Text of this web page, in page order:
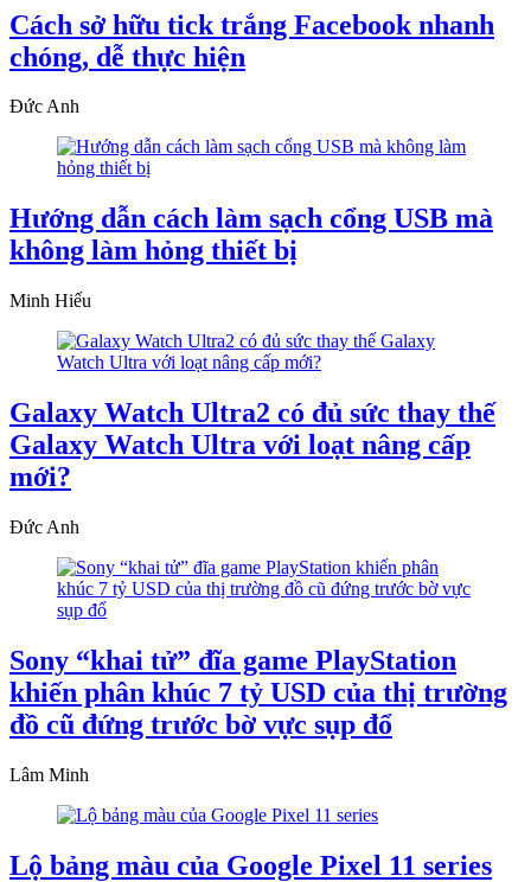
Cách sở hữu tick trắng Facebook nhanh
chóng, dễ thực hiện
Đức Anh
Hướng dẫn cách làm sạch cổng USB mà
không làm hỏng thiết bị
Minh Hiếu
Galaxy Watch Ultra2 có đủ sức thay thế
Galaxy Watch Ultra với loạt nâng cấp
mới?
Đức Anh
Sony “khai tử” đĩa game PlayStation
khiến phân khúc 7 tỷ USD của thị trường
đồ cũ đứng trước bờ vực sụp đổ
Lâm Minh
Lộ bảng màu của Google Pixel 11 series